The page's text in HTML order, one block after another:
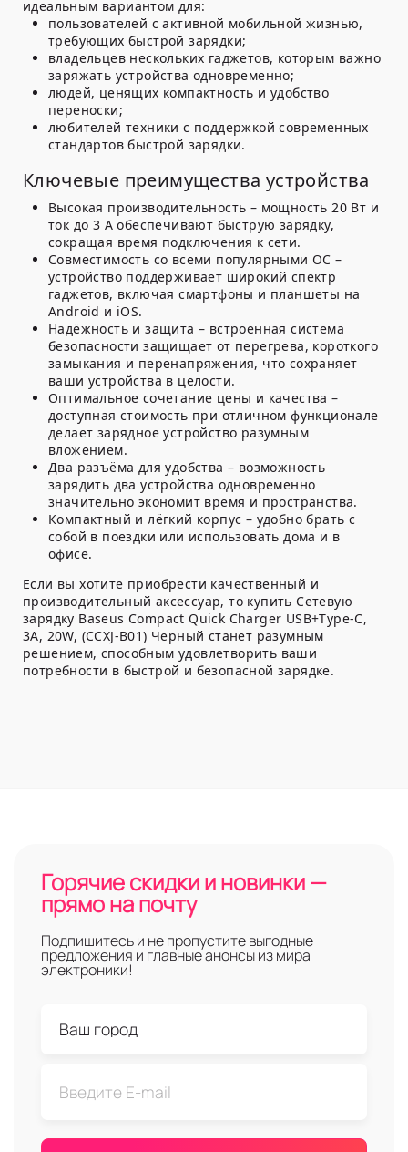
идеальным вариантом для:
пользователей с активной мобильной жизнью,
требующих быстрой зарядки;
владельцев нескольких гаджетов, которым важно
заряжать устройства одновременно;
людей, ценящих компактность и удобство
переноски;
любителей техники с поддержкой современных
стандартов быстрой зарядки.
Ключевые преимущества устройства
Высокая производительность – мощность 20 Вт и
ток до 3 А обеспечивают быструю зарядку,
сокращая время подключения к сети.
Совместимость со всеми популярными ОС –
устройство поддерживает широкий спектр
гаджетов, включая смартфоны и планшеты на
Android и iOS.
Надёжность и защита – встроенная система
безопасности защищает от перегрева, короткого
замыкания и перенапряжения, что сохраняет
ваши устройства в целости.
Оптимальное сочетание цены и качества –
доступная стоимость при отличном функционале
делает зарядное устройство разумным
вложением.
Два разъёма для удобства – возможность
зарядить два устройства одновременно
значительно экономит время и пространства.
Компактный и лёгкий корпус – удобно брать с
собой в поездки или использовать дома и в
офисе.
Если вы хотите приобрести качественный и
производительный аксессуар, то купить Сетевую
зарядку Baseus Compact Quick Charger USB+Type-C,
3A, 20W, (CCXJ-B01) Черный станет разумным
решением, способным удовлетворить ваши
потребности в быстрой и безопасной зарядке.
Горячие скидки и новинки —
прямо на почту
Подпишитесь и не пропустите выгодные
предложения и главные анонсы из мира
электроники!